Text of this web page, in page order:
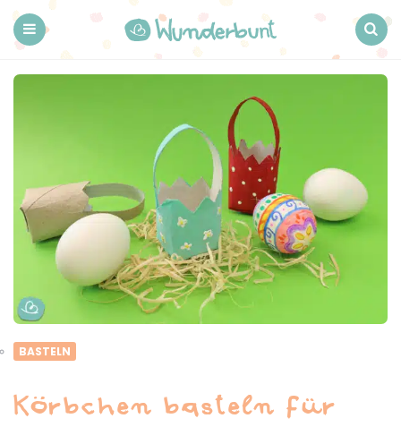
BASTELN
Körbchen basteln für